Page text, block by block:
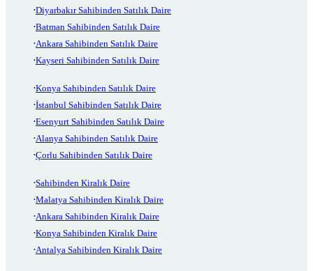
Diyarbakır Sahibinden Satılık Daire
Batman Sahibinden Satılık Daire
Ankara Sahibinden Satılık Daire
Kayseri Sahibinden Satılık Daire
Konya Sahibinden Satılık Daire
İstanbul Sahibinden Satılık Daire
Esenyurt Sahibinden Satılık Daire
Alanya Sahibinden Satılık Daire
Çorlu Sahibinden Satılık Daire
Sahibinden Kiralık Daire
Malatya Sahibinden Kiralık Daire
Ankara Sahibinden Kiralık Daire
Konya Sahibinden Kiralık Daire
Antalya Sahibinden Kiralık Daire